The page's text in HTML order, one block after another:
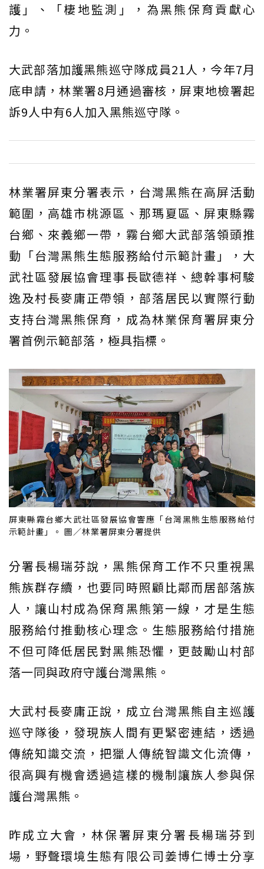
護」、「棲地監測」，為黑熊保育貢獻心
力。
大武部落加護黑熊巡守隊成員21人，今年7月
底申請，林業署8月通過審核，屏東地檢署起
訴9人中有6人加入黑熊巡守隊。
林業署屏東分署表示，台灣黑熊在高屏活動
範圍，高雄市桃源區、那瑪夏區、屏東縣霧
台鄉、來義鄉一帶，霧台鄉大武部落領頭推
動「台灣黑熊生態服務給付示範計畫」，大
武社區發展協會理事長歐德祥、總幹事柯駿
逸及村長麥庸正帶領，部落居民以實際行動
支持台灣黑熊保育，成為林業保育署屏東分
署首例示範部落，極具指標。
屏東縣霧台鄉大武社區發展協會響應「台灣黑熊生態服務給付
示範計畫」。 圖／林業署屏東分署提供
分署長楊瑞芬說，黑熊保育工作不只重視黑
熊族群存續，也要同時照顧比鄰而居部落族
人，讓山村成為保育黑熊第一線，才是生態
服務給付推動核心理念。生態服務給付措施
不但可降低居民對黑熊恐懼，更鼓勵山村部
落一同與政府守護台灣黑熊。
大武村長麥庸正說，成立台灣黑熊自主巡護
巡守隊後，發現族人間有更緊密連結，透過
傳統知識交流，把獵人傳統智識文化流傳，
很高興有機會透過這樣的機制讓族人参與保
護台灣黑熊。
昨成立大會，林保署屏東分署長楊瑞芬到
場，野聲環境生態有限公司姜博仁博士分享